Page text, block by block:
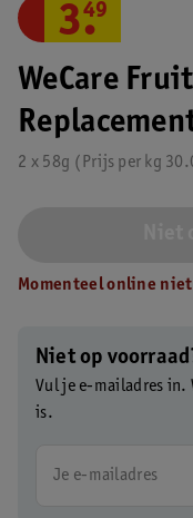
WeCare
2 x 58g Prijs per kg
3.
49
Momenteel online
Niet op
Vul je e-mailadres in.
is.
Je e-mailadres